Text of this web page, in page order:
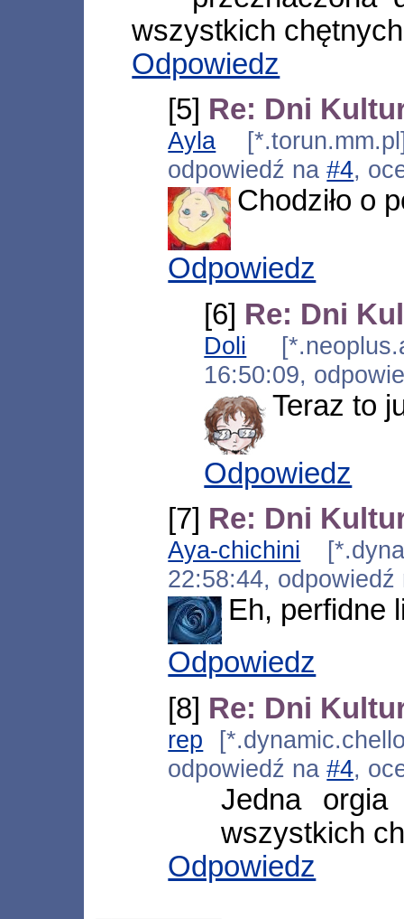
wszystkich
Odpowiedz
[5] Re: Dni
Ayla
odpowiedź na#4,
Chodziło o
Odpowiedz
[6] Re: Dni
Doli
16:50:09,
Teraz to
Odpowiedz
[7] Re: Dni
Aya-chichini
22:58:44,
Eh, perfidne
Odpowiedz
[8] Re: Dni
rep
odpowiedź na#4,
Jedna
wszystkich
Odpowiedz